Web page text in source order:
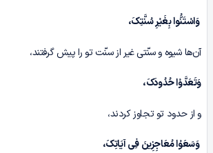
وَاسْتَنُّوا بِغَیْرِ سُنَّتِکَ،
آن‌ها شیوه و سنّتی غیر از سنّت تو را پیش گرفتند،
وَتَعَدَّوْا حُدُودَکَ،
و از حدود تو تجاوز کردند،
وَسَعَوْا مُعَاجِزِینَ فِیآیَاتِکَ،